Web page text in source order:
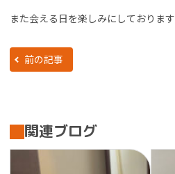
また会える日を楽しみにしております
前の記事
関連ブログ